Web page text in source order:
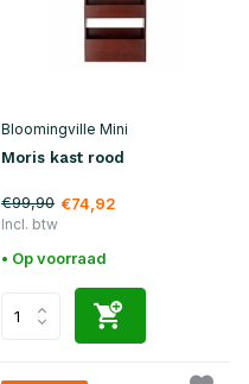
Bloomingville Mini
Moris kast rood
€99,90 €74,92
Incl. btw
• Op voorraad